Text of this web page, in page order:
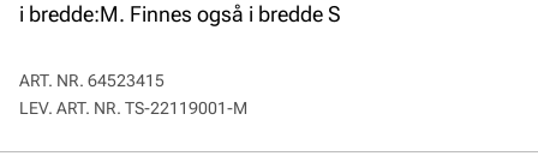
i bredde:M. Finnes også i bredde S
ART. NR. 64523415
LEV. ART. NR. TS-22119001-M